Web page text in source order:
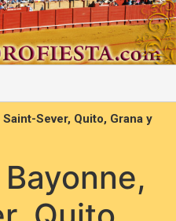
Sever, Quito, Grana y